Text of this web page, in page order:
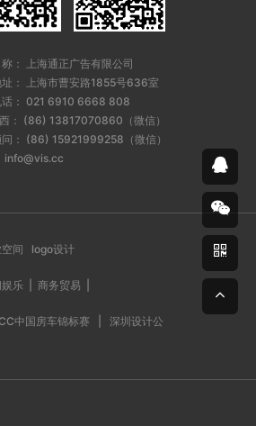
： 上海通正广告有限公司
： 上海市曹安路1855号636室
话： 021 6910 6668 808
： (86) 13817070860（微信）
： (86) 15921999258（微信）
info@vis.cc
间 logo设计
乐 商务贸易
中国房车锦标赛
深圳设计公